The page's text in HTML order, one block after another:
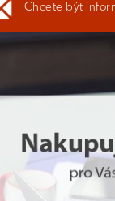
Chcete být